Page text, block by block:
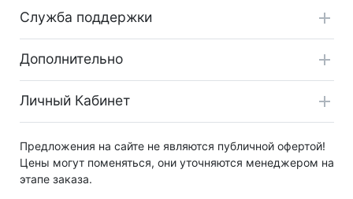
Служба поддержки
Дополнительно
Личный Кабинет
Предложения на сайте не являются публичной офертой!
Цены могут поменяться, они уточняются менеджером на
этапе заказа.